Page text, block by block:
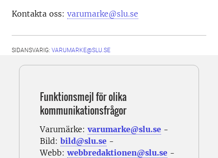
Kontakta oss: varumarke@slu.se
SIDANSVARIG: VARUMARKE@SLU.SE
Funktionsmejl för olika
kommunikationsfrågor
Varumärke: varumarke@slu.se -
Bild: bild@slu.se -
Webb:webbredaktionen@slu.se -